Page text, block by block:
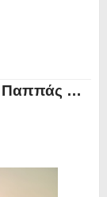
Παππάς …